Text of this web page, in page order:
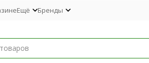
Ещё Бренды